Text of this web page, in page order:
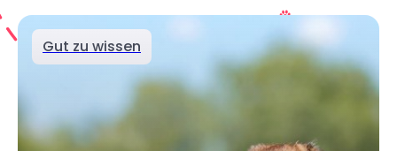
Gut zu wissen